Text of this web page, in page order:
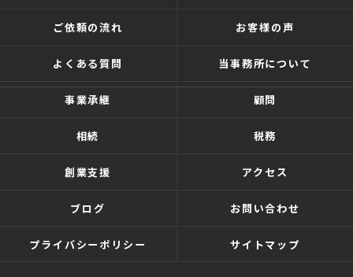
ご依頼の流れ お客様の声
よくある質問 当事務所について
事業承継 顧問
相続 税務
創業支援 アクセス
ブログ お問い合わせ
プライバシーポリシー サイトマップ